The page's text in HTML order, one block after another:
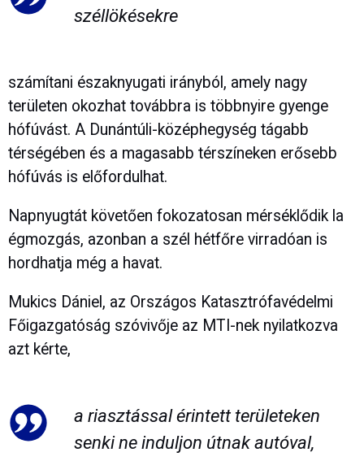
széllökésekre
számítani északnyugati irányból, amely nagy
területen okozhat továbbra is többnyire gyenge
hófúvást. A Dunántúli-középhegység tágabb
térségében és a magasabb térszíneken erősebb
hófúvás is előfordulhat.
Napnyugtát követően fokozatosan mérséklődik la
égmozgás, azonban a szél hétfőre virradóan is
hordhatja még a havat.
Mukics Dániel, az Országos Katasztrófavédelmi
Főigazgatóság szóvivője az MTI-nek nyilatkozva
azt kérte,
a riasztással érintett területeken
senki ne induljon útnak autóval,